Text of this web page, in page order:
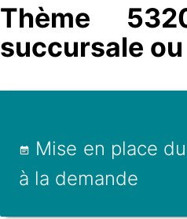
Thème
succursale
Mise en place
à la demande